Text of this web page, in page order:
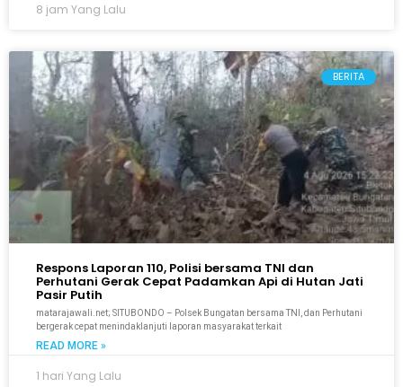
8 jam Yang Lalu
BERITA
Respons Laporan 110, Polisi bersama TNI dan
Perhutani Gerak Cepat Padamkan Api di Hutan Jati
Pasir Putih
matarajawali.net; SITUBONDO – Polsek Bungatan bersama TNI, dan Perhutani
bergerak cepat menindaklanjuti laporan masyarakat terkait
READ MORE »
1 hari Yang Lalu